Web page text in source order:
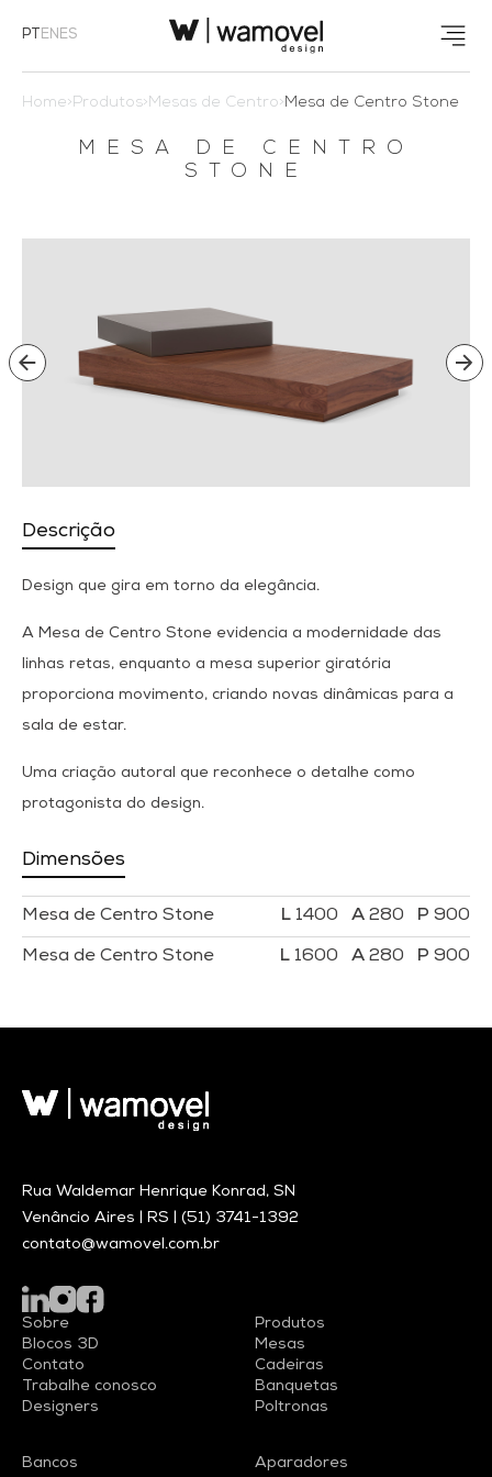
PT EN ES
Home>Produtos>Mesas de Centro>Mesa de Centro Stone
MESA DE CENTRO
STONE
Descrição
Design que gira em torno da elegância.
A Mesa de Centro Stone evidencia a modernidade das
linhas retas, enquanto a mesa superior giratória
proporciona movimento, criando novas dinâmicas para a
sala de estar.
Uma criação autoral que reconhece o detalhe como
protagonista do design.
Dimensões
Mesa de Centro Stone 1400 280 900
Mesa de Centro Stone 1600 280 900
Rua Waldemar Henrique Konrad, SN
Venâncio Aires | RS | (51) 3741-1392
contato@wamovel.com.br
Sobre
Blocos 3D
Contato
Trabalhe conosco
Designers
Produtos
Mesas
Cadeiras
Banquetas
Poltronas
Bancos
Aparadores